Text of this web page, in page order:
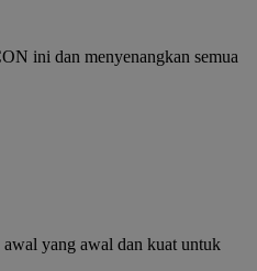
ini dan menyenangkan semua
yang awal dan kuat untuk